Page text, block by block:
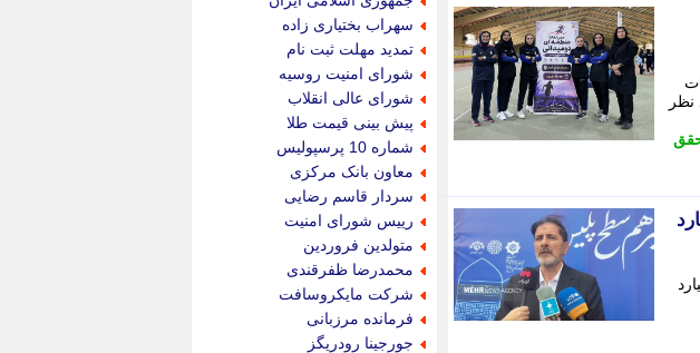
ﻧﻈﺮ
با اعتبار 1200 میلیارد
میدان پلیس با اعتبار 1200 میلیارد
سهراب بختیاری زاده
تمدید مهلت ثبت نام
شورای امنیت روسیه
شورای عالی انقلاب
پیش بینی قیمت طلا
شماره 10 پرسپولیس
معاون بانک مرکزی
سردار قاسم رضایی
رییس شورای امنیت
متولدین فروردین
محمدرضا ظفرقندی
شرکت مایکروسافت
فرمانده مرزبانی
جورجینا رودریگز